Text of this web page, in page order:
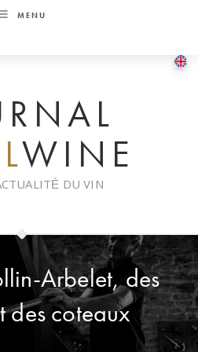
MENU
WINE
DU VIN
Arbelet, des
des coteaux